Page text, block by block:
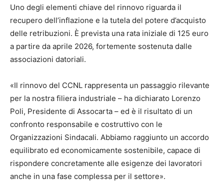
Uno degli elementi chiave del rinnovo riguarda il
recupero dell’inflazione e la tutela del potere d’acquisto
delle retribuzioni. È prevista una rata iniziale di 125 euro
a partire da aprile 2026, fortemente sostenuta dalle
associazioni datoriali.
«Il rinnovo del CCNL rappresenta un passaggio rilevante
per la nostra filiera industriale – ha dichiarato Lorenzo
Poli, Presidente di Assocarta – ed è il risultato di un
confronto responsabile e costruttivo con le
Organizzazioni Sindacali. Abbiamo raggiunto un accordo
equilibrato ed economicamente sostenibile, capace di
rispondere concretamente alle esigenze dei lavoratori
anche in una fase complessa per il settore».